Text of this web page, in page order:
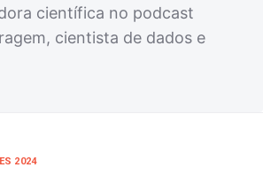
científica no podcast
cientista de dados e
2024